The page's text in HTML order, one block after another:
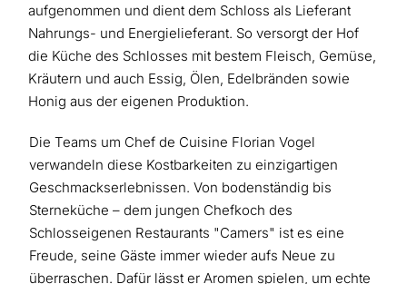
aufgenommen und dient dem Schloss als Lieferant
Nah­rungs- und Ener­gie­lie­fe­rant. So versorgt der Hof
die Küche des Schlosses mit bestem Fleisch, Gemüse,
Kräutern und auch Essig, Ölen, Edelbränden sowie
Honig aus der eigenen Produktion.
Die Teams um Chef de Cuisine Florian Vogel
verwandeln diese Kostbarkeiten zu einzigartigen
Geschmackserlebnissen. Von bodenständig bis
Sterneküche – dem jungen Chefkoch des
Schlosseigenen Restaurants "Camers" ist es eine
Freude, seine Gäste immer wieder aufs Neue zu
überraschen. Dafür lässt er Aro­men spielen, um echte